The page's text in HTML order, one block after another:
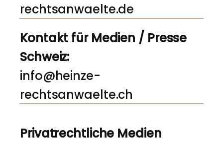
rechtsanwaelte.de
Kontakt für Medien / Presse
Schweiz:
info@heinze-
rechtsanwaelte.ch
Privatrechtliche Medien